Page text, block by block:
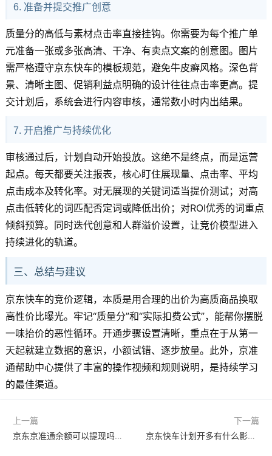
6. 准备并提交推广创意
质量分的高低与素材点击率直接挂钩。你需要为每个推广单
元准备一张或多张高清、干净、有卖点文案的创意图。图片
需严格遵守京东快车的模板规范，避免牛皮癣风格。深色背
景、清晰主图、促销利益点明确的设计往往点击率更高。提
交计划后，系统会进行内容审核，通常数小时内出结果。
7. 开启推广与持续优化
审核通过后，计划自动开始投放。这绝不是终点，而是运营
起点。每天都要关注报表，核心盯住展现量、点击率、平均
点击成本及转化率。对无展现的关键词适当提价测试；对高
点击低转化的词匹配否定词或降低出价；对ROI优秀的词重点
倾斜预算。同时迭代创意和人群溢价设置，让竞价模型进入
持续进化的轨道。
三、总结与建议
京东快车的竞价逻辑，本质是用合理的出价为高质商品换取
高性价比曝光。牢记“质量分”和“实际扣费公式”，能帮你摆脱
一味抬价的恶性循环。开通步骤设置清晰，重点在于从第一
天起就建立数据的意识，小额试错、逐步放量。此外，京准
通帮助中心提供了丰富的操作视频和规则说明，是持续学习
的最佳渠道。
上一篇
京东京准通余额可以提现吗？充值方式有哪些？一文讲清资金规则
下一篇
京东快车计划开多有什么影响？多开利弊分析与运营避坑指南